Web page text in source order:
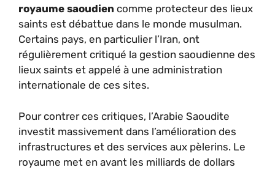
royaume saoudien comme protecteur des lieux
saints est débattue dans le monde musulman.
Certains pays, en particulier l’Iran, ont
régulièrement critiqué la gestion saoudienne des
lieux saints et appelé à une administration
internationale de ces sites.
Pour contrer ces critiques, l’Arabie Saoudite
investit massivement dans l’amélioration des
infrastructures et des services aux pèlerins. Le
royaume met en avant les milliards de dollars